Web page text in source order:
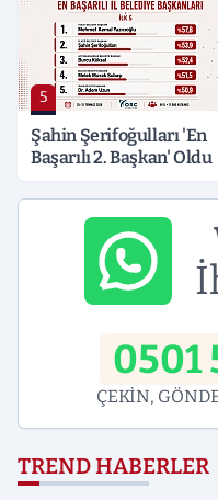
5
Şahin Şerifoğulları 'En
Başarılı 2. Başkan' Oldu
0501
ÇEKİN,
TREND HABERLER